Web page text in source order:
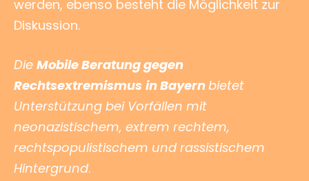
werden, ebenso besteht die Möglichkeit zur
Diskussion.
Die Mobile Beratung gegen
Rechtsextremismus in Bayernbietet
Unterstützung bei Vorfällen mit
neonazistischem, extrem rechtem,
rechtspopulistischem und rassistischem
Hintergrund.